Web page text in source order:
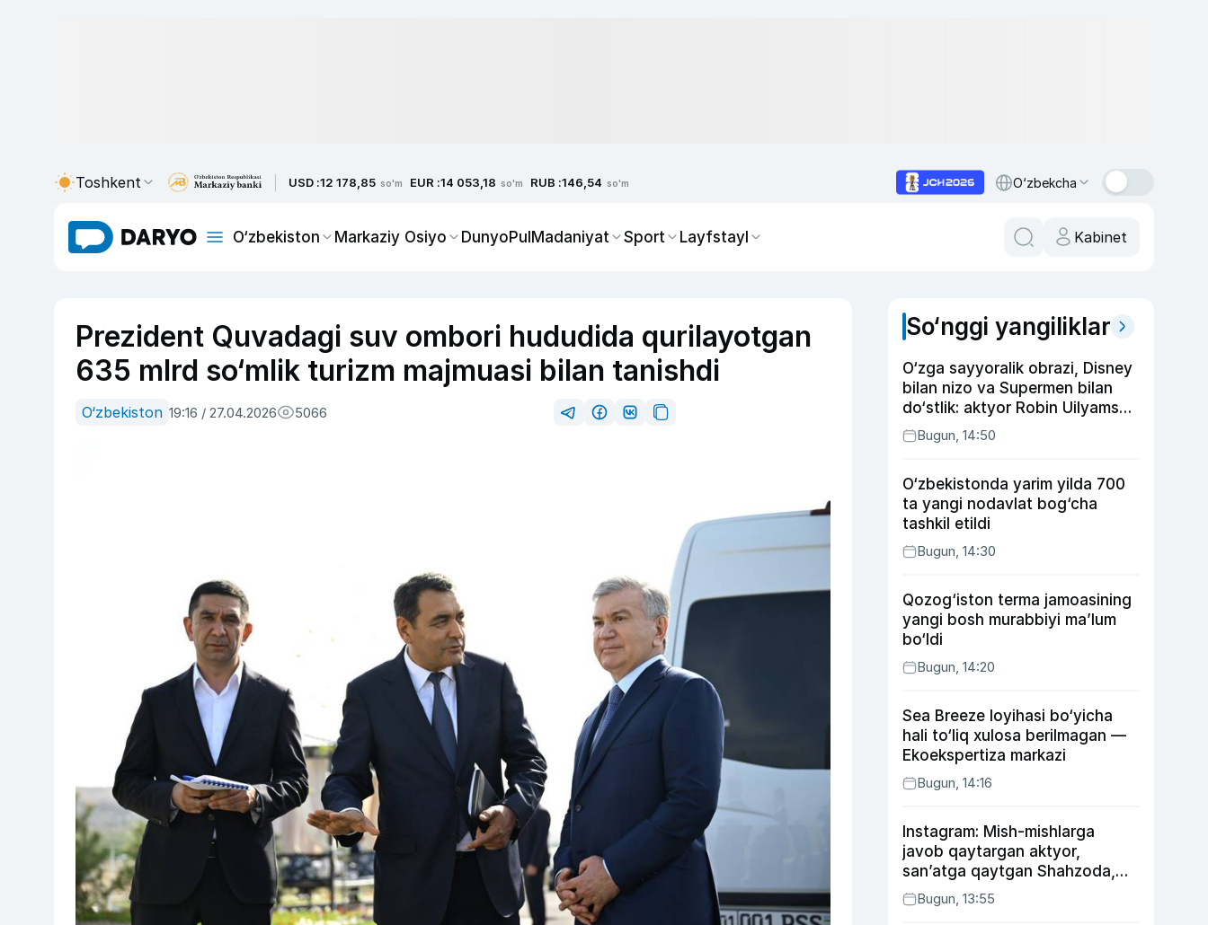
Toshkent USD :12 178,85 so'm EUR :14 053,18 so'm RUB :146,54 so'm O‘zbekcha
O‘zbekiston Markaziy Osiyo DunyoPulMadaniyat Sport Layfstayl Kabinet
Prezident Quvadagi suv ombori hududida qurilayotgan
635 mlrd so‘mlik turizm majmuasi bilan tanishdi
O‘zbekiston 19:16 / 27.04.2026 5066
So‘nggi yangiliklar
O‘zga sayyoralik obrazi, Disney
bilan nizo va Supermen bilan
do‘stlik: aktyor Robin Uilyams
haqida ko‘pchilik bilmaydigan
faktlar
Bugun, 14:50
O‘zbekistonda yarim yilda 700
ta yangi nodavlat bog‘cha
tashkil etildi
Bugun, 14:30
Qozog‘iston terma jamoasining
yangi bosh murabbiyi ma’lum
bo‘ldi
Bugun, 14:20
Sea Breeze loyihasi bo‘yicha
hali to‘liq xulosa berilmagan —
Ekoekspertiza markazi
Bugun, 14:16
Instagram: Mish-mishlarga
javob qaytargan aktyor,
san’atga qaytgan Shahzoda,
yo‘lga asfalt yotqizgan
Jahongir Otajonov
Bugun, 13:55